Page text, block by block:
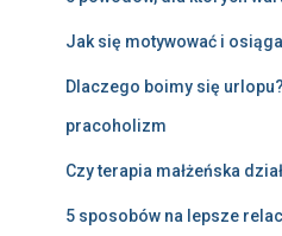
Jak się motywować i
Dlaczego boimy się
pracoholizm
Czy terapia małżeńska
5 sposobów na lepsze